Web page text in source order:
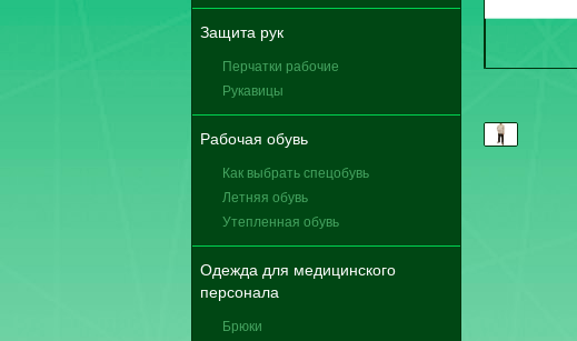
Защита рук
Перчатки рабочие
Рукавицы
Рабочая обувь
Как выбрать спецобувь
Летняя обувь
Утепленная обувь
Одежда для медицинского
персонала
Брюки